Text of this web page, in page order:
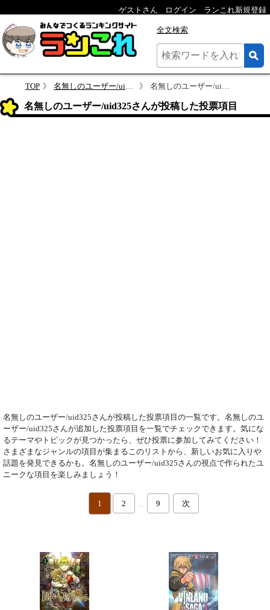
ゲストさん ログイン ランこれ新規登録
全文検索
TOP 名無しのユーザー/uid325さんのページ 名無しのユーザー/uid325さんが投稿した投票項目
名無しのユーザー/uid325さんが投稿した投票項目
名無しのユーザー/uid325さんが投稿した投票項目の一覧です。名無しのユ
ーザー/uid325さんが追加した投票項目を一覧でチェックできます。気にな
るテーマやトピックが見つかったら、ぜひ投票に参加してみてください！
さまざまなジャンルの項目が集まるこのリストから、新しいお気に入りや
話題を発見できるかも。名無しのユーザー/uid325さんの視点で作られたユ
ニークな項目を楽しみましょう！
1 2 .. 9 次